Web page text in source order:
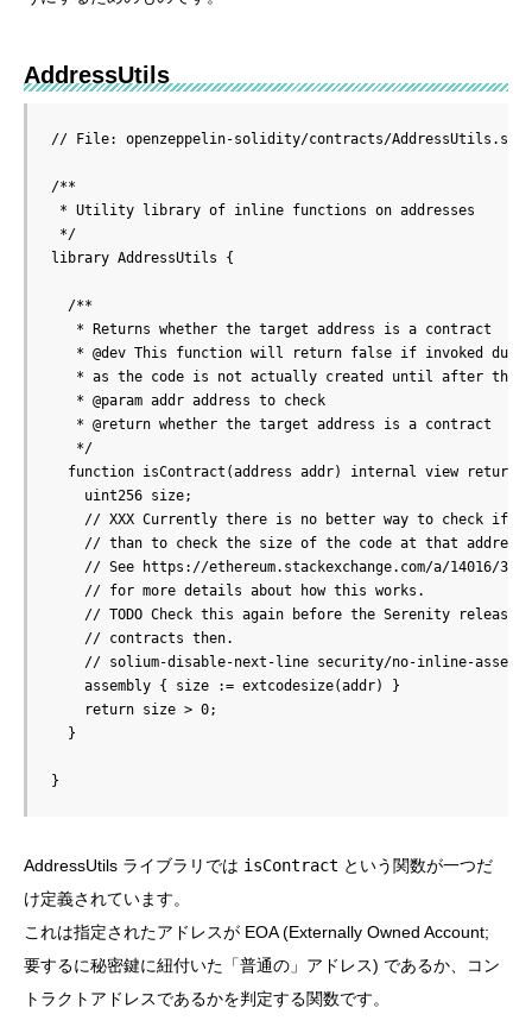
AddressUtils
// File: openzeppelin-solidity/contracts/AddressUtils.sol
/**
* Utility library of inline functions on addresses
*/
library AddressUtils {
  /**
   * Returns whether the target address is a contract
* @dev This function will return false if invoked
* as the code is not actually created until after the
   * @param addr address to check
   * @return whether the target address is a contract
   */
function isContract(address addr) internal view returns
    uint256 size;
// XXX Currently there is no better way to check if
    // than to check the size of the code at that address.
// See https://ethereum.stackexchange.com/a/14016/
    // for more details about how this works.
// TODO Check this again before the Serenity
    // contracts then.
// solium-disable-next-line security/no-inline-
    assembly { size := extcodesize(addr) }
    return size > 0;
  }
}
AddressUtils ライブラリでは isContract という関数が一つだ
け定義されています。
これは指定されたアドレスが EOA (Externally Owned Account;
要するに秘密鍵に紐付いた「普通の」アドレス) であるか、コン
トラクトアドレスであるかを判定する関数です。